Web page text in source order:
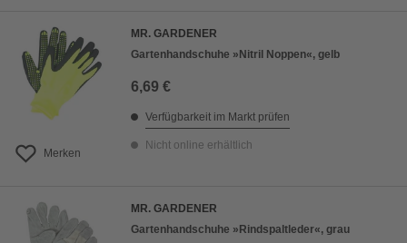
Merken
MR. GARDENER
Gartenhandschuhe »Nitril Noppen«, gelb
6,69 €
Verfügbarkeit im Markt prüfen
Nicht online erhältlich
MR. GARDENER
Gartenhandschuhe »Rindspaltleder«, grau